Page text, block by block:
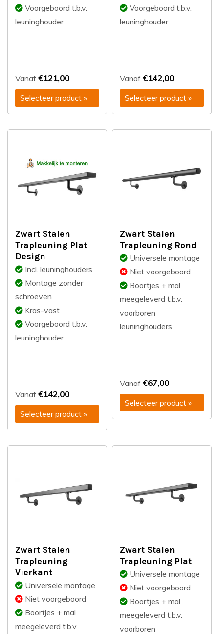
Voorgeboord t.b.v.
leuninghouder
Vanaf €121,00
Selecteer product »
Voorgeboord t.b.v.
leuninghouder
Vanaf €142,00
Selecteer product »
Zwart Stalen
Trapleuning Plat
Design
Incl. leuninghouders
Montage zonder
schroeven
Kras-vast
Voorgeboord t.b.v.
leuninghouder
Vanaf €142,00
Selecteer product »
Zwart Stalen
Trapleuning Rond
Universele montage
Niet voorgeboord
Boortjes + mal
meegeleverd t.b.v.
voorboren
leuninghouders
Vanaf €67,00
Selecteer product »
Zwart Stalen
Trapleuning
Vierkant
Universele montage
Niet voorgeboord
Boortjes + mal
meegeleverd t.b.v.
Zwart Stalen
Trapleuning Plat
Universele montage
Niet voorgeboord
Boortjes + mal
meegeleverd t.b.v.
voorboren